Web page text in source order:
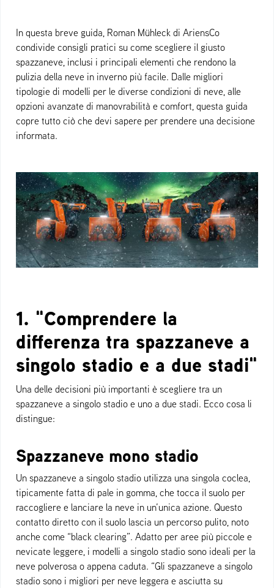
In questa breve guida, Roman Mühleck di AriensCo
condivide consigli pratici su come scegliere il giusto
spazzaneve, inclusi i principali elementi che rendono la
pulizia della neve in inverno più facile. Dalle migliori
tipologie di modelli per le diverse condizioni di neve, alle
opzioni avanzate di manovrabilità e comfort, questa guida
copre tutto ciò che devi sapere per prendere una decisione
informata.
1. "Comprendere la
differenza tra spazzaneve a
singolo stadio e a due stadi"
Una delle decisioni più importanti è scegliere tra un
spazzaneve a singolo stadio e uno a due stadi. Ecco cosa li
distingue:
Spazzaneve mono stadio
Un spazzaneve a singolo stadio utilizza una singola coclea,
tipicamente fatta di pale in gomma, che tocca il suolo per
raccogliere e lanciare la neve in un’unica azione. Questo
contatto diretto con il suolo lascia un percorso pulito, noto
anche come “black clearing”. Adatto per aree più piccole e
nevicate leggere, i modelli a singolo stadio sono ideali per la
neve polverosa o appena caduta. “Gli spazzaneve a singolo
stadio sono i migliori per neve leggera e asciutta su